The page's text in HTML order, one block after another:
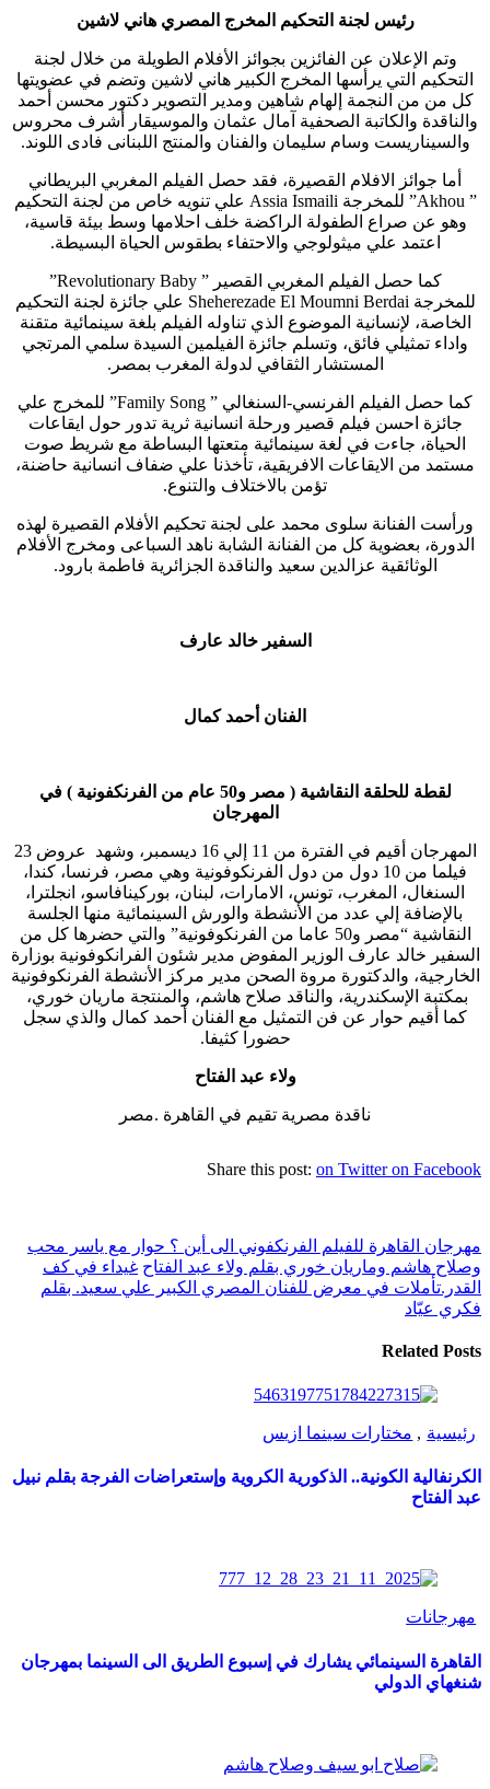
رئيس لجنة التحكيم المخرج المصري هاني لاشين
وتم الإعلان عن الفائزين بجوائز الأفلام الطويلة من خلال لجنة
التحكيم التي يرأسها المخرج الكبير هاني لاشين وتضم في عضويتها
كل من من النجمة إلهام شاهين ومدير التصوير دكتور محسن أحمد
والناقدة والكاتبة الصحفية آمال عثمان والموسيقار أشرف محروس
والسيناريست وسام سليمان والفنان والمنتج اللبنانى فادى اللوند.
أما جوائز الافلام القصيرة، فقد حصل الفيلم المغربي البريطاني
”
Akhou” للمخرجة Assia Ismaili علي تنويه خاص من لجنة التحكيم
وهو عن صراع الطفولة الراكضة خلف احلامها وسط بيئة قاسية،
اعتمد علي ميثولوجي والاحتفاء بطقوس الحياة البسيطة.
كما حصل الفيلم المغربي القصير ”Revolutionary Baby
”
للمخرجة Sheherezade El Moumni Berdai علي جائزة لجنة التحكيم
الخاصة، لإنسانية الموضوع الذي تناوله الفيلم بلغة سينمائية متقنة
واداء تمثيلي فائق، وتسلم جائزة الفيلمين السيدة سلمي المرتجي
المستشار الثقافي لدولة المغرب بمصر.
كما حصل الفيلم الفرنسي-السنغالي ” Family Song” للمخرج علي
جائزة احسن فيلم قصير ورحلة انسانية ثرية تدور حول ايقاعات
الحياة، جاءت في لغة سينمائية متعتها البساطة مع شريط صوت
مستمد من الايقاعات الافريقية، تأخذنا علي ضفاف انسانية حاضنة،
تؤمن بالاختلاف والتنوع.
ورأست الفنانة سلوى محمد على لجنة تحكيم الأفلام القصيرة لهذه
الدورة، بعضوية كل من الفنانة الشابة ناهد السباعى ومخرج الأفلام
الوثائقية عزالدين سعيد والناقدة الجزائرية فاطمة بارود.
السفير خالد عارف
الفنان أحمد كمال
لقطة للحلقة النقاشية ( مصر و50 عام من الفرنكفونية ) في
المهرجان
المهرجان أقيم في الفترة من 11 إلي 16 ديسمبر، وشهد عروض 23
فيلما من 10 دول من دول الفرنكوفونية وهي مصر، فرنسا، كندا،
السنغال، المغرب، تونس، الامارات، لبنان، بوركينافاسو، انجلترا،
بالإضافة إلي عدد من الأنشطة والورش السينمائية منها الجلسة
النقاشية “مصر و50 عاما من الفرنكوفونية” والتي حضرها كل من
السفير خالد عارف الوزير المفوض مدير شئون الفرانكوفونية بوزارة
الخارجية، والدكتورة مروة الصحن مدير مركز الأنشطة الفرنكوفونية
بمكتبة الإسكندرية، والناقد صلاح هاشم، والمنتجة ماريان خوري،
كما أقيم حوار عن فن التمثيل مع الفنان أحمد كمال والذي سجل
حضورا كثيفا.
ولاء عبد الفتاح
ناقدة مصرية تقيم في القاهرة .مصر
Share this post: on Twitter on Facebook
مهرجان القاهرة للفيلم الفرنكفوني الى أين ؟ حوار مع ياسر محب
وصلاح هاشم وماريان خوري بقلم ولاء عبد الفتاح غيداء في كف
القدر.تأملات في معرض للفنان المصري الكبير علي سعيد. بقلم
فكري عيّاد
Related Posts
رئيسية , مختارات سينما ازيس
الكرنفالية الكونية.. الذكورية الكروية وإستعراضات الفرجة بقلم نبيل
عبد الفتاح
مهرجانات
القاهرة السينمائي يشارك في إسبوع الطريق الى السينما بمهرجان
شنغهاي الدولي